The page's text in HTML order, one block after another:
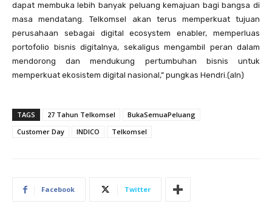
dapat membuka lebih banyak peluang kemajuan bagi bangsa di
masa mendatang. Telkomsel akan terus memperkuat tujuan
perusahaan sebagai digital ecosystem enabler, memperluas
portofolio bisnis digitalnya, sekaligus mengambil peran dalam
mendorong dan mendukung pertumbuhan bisnis untuk
memperkuat ekosistem digital nasional,” pungkas Hendri.(aln)
TAGS 27 Tahun Telkomsel
BukaSemuaPeluang
Customer Day
INDICO Telkomsel
Facebook Twitter